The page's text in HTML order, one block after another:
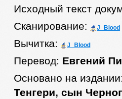
Исходный текст
Сканирование:
J_Blood
Вычитка: J_Blood
Перевод: Евгений
Основано на
Тенгери, сын